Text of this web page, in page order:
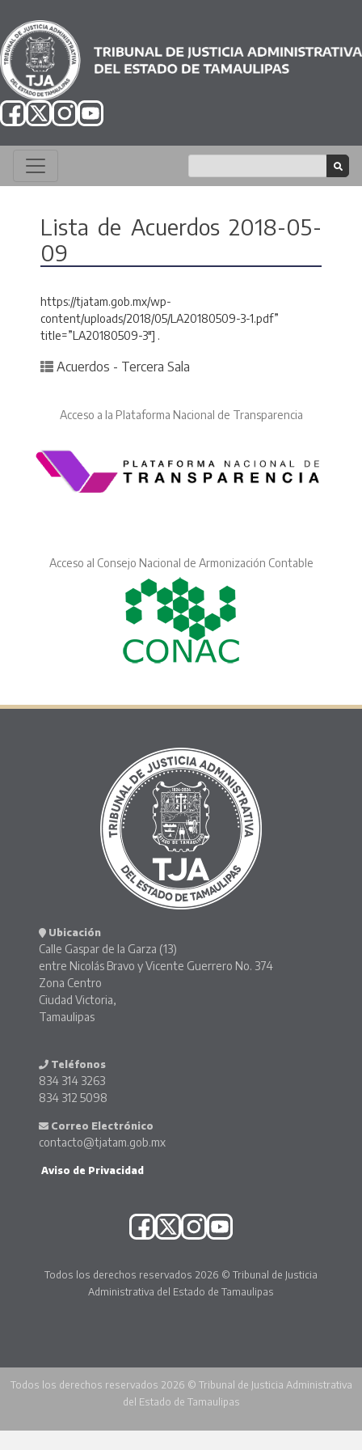
Lista de Acuerdos 2018-05-
09
https://tjatam.gob.mx/wp-
content/uploads/2018/05/LA20180509-3-1.pdf”
title=”LA20180509-3″] .
Posted in
Acuerdos - Tercera Sala
Acceso a la Plataforma Nacional de Transparencia
Acceso al Consejo Nacional de Armonización Contable
Ubicación
Calle Gaspar de la Garza (13)
entre Nicolás Bravo y Vicente Guerrero No. 374
Zona Centro
Ciudad Victoria,
Tamaulipas
Teléfonos
834 314 3263
834 312 5098
Correo Electrónico
contacto@tjatam.gob.mx
Aviso de Privacidad
Todos los derechos reservados 2026 © Tribunal de Justicia
Administrativa del Estado de Tamaulipas
Todos los derechos reservados 2026 © Tribunal de Justicia Administrativa
del Estado de Tamaulipas